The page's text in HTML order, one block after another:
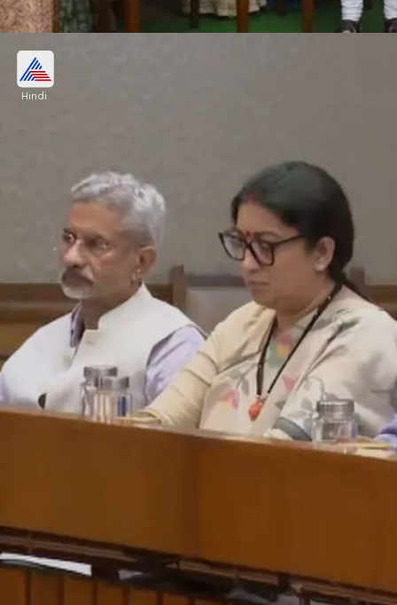
लोकसभा व विधानसभा की 33 प्रतिशत सीटें आरक्षित
महिला आरक्षण विधेयक के पास होने के बाद लोकसभा या राज्य
Hindi